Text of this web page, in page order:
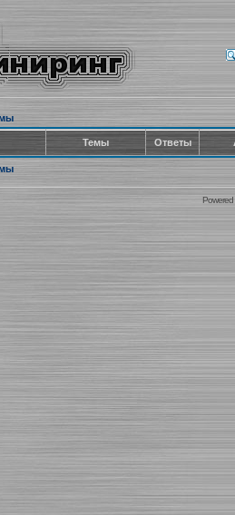
Темы Ответы